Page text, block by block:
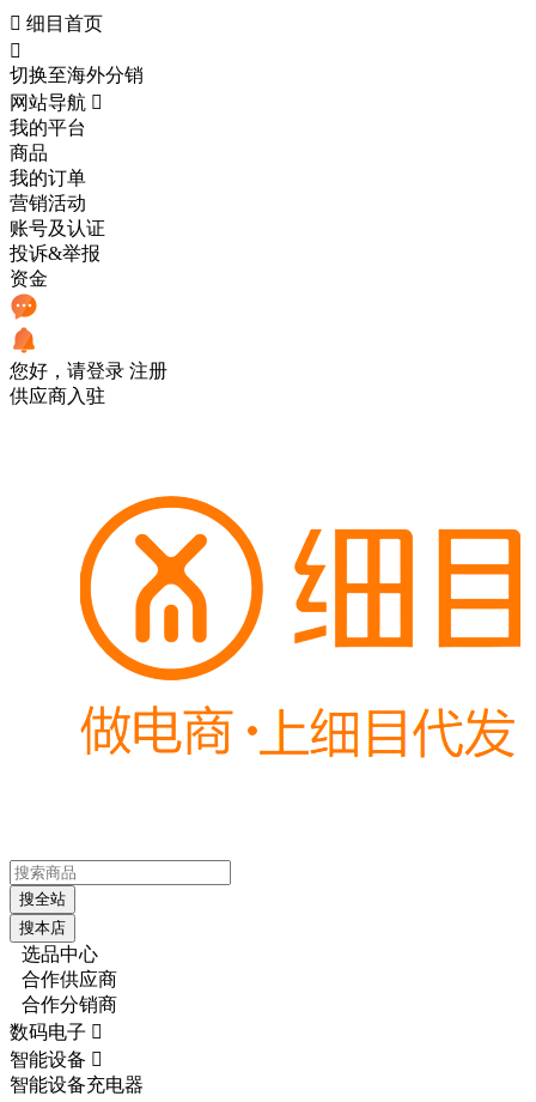
 细目首页

切换至海外分销
网站导航 
我的平台
商品
我的订单
营销活动
账号及认证
投诉&举报
资金
您好，请登录 注册
供应商入驻
搜全站
搜本店
选品中心
合作供应商
合作分销商
数码电子 
智能设备 
智能设备充电器